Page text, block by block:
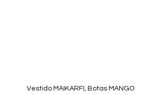
Vestido MAIKARFI, Botas MANGO